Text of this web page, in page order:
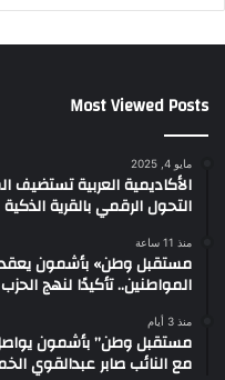
Most Viewed Posts
مايو 4, 2025
الأكاديمية العربية تستضيف
التحول الرقمي بالقرية الذكية
منذ 11 ساعة
مستقبل وطن» بأشمون يعقد
المواطنين.. تأكيدًا لنهج
منذ 3 أيام
مستقبل وطن” بأشمون يواصل
مع النائب صابر عبدالقوي